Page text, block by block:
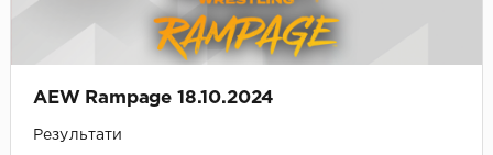
AEW Rampage 18.10.2024
Результати